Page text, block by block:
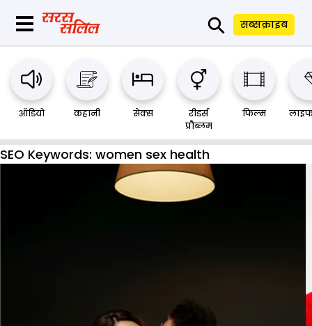
⚲ सब्सक्राइब
ऑडियो कहानी सेक्स
रीडर्स
प्रौब्लम
फिल्म
SEO Keywords: women sex health